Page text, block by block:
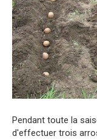
Pendant toute la
d'effectuer trois